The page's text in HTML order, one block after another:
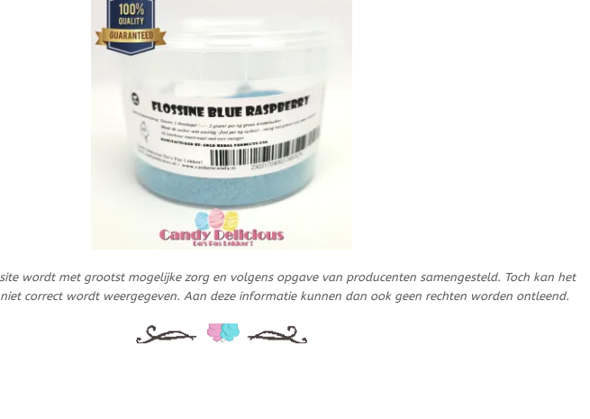
wordt met grootst mogelijke zorg en volgens opgave van producenten samengesteld. Toch kan het
correct wordt weergegeven. Aan deze informatie kunnen dan ook geen rechten worden ontleend.